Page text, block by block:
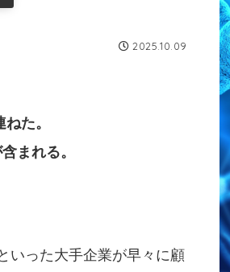
2025.10.09
た。
まれる。
いった大手企業が早々に顧